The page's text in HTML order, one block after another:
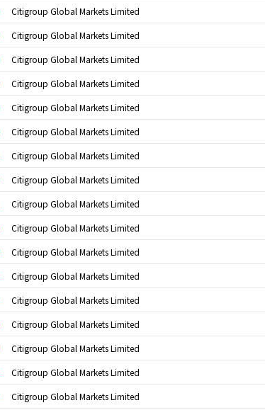
Citigroup Global Markets Limited
Citigroup Global Markets Limited
Citigroup Global Markets Limited
Citigroup Global Markets Limited
Citigroup Global Markets Limited
Citigroup Global Markets Limited
Citigroup Global Markets Limited
Citigroup Global Markets Limited
Citigroup Global Markets Limited
Citigroup Global Markets Limited
Citigroup Global Markets Limited
Citigroup Global Markets Limited
Citigroup Global Markets Limited
Citigroup Global Markets Limited
Citigroup Global Markets Limited
Citigroup Global Markets Limited
Citigroup Global Markets Limited